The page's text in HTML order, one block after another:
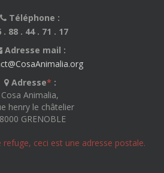
Téléphone :
. 88 . 44 . 71 . 17
Adresse mail :
Adresse* :
Cosa Animalia,
henry le châtelier
GRENOBLE
ceci est une adresse postale.